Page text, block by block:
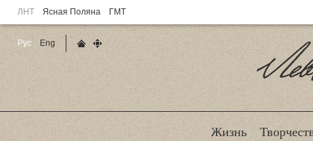
ЛНТ Ясная Поляна ГМТ
Жизнь
Рус
Eng